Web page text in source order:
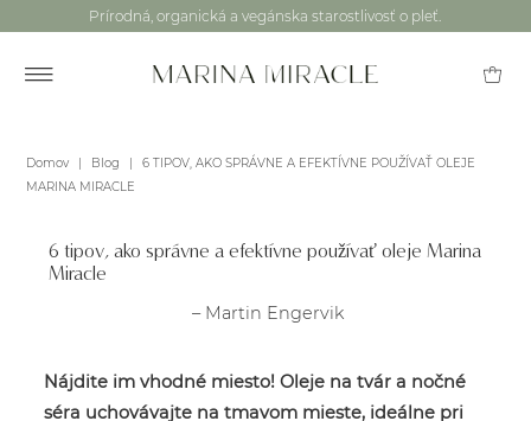
Prírodná, organická a vegánska starostlivosť o pleť.
Domov | Blog |
6 TIPOV, AKO SPRÁVNE A EFEKTÍVNE POUŽÍVAŤ OLEJE
MARINA MIRACLE
6 tipov, ako správne a efektívne používať oleje Marina
Miracle
– Martin Engervik
Nájdite im vhodné miesto! Oleje na tvár a nočné
séra uchovávajte na tmavom mieste, ideálne pri